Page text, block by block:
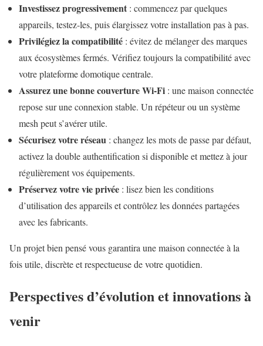
Investissez progressivement : commencez par quelques
appareils, testez-les, puis élargissez votre installation pas à pas.
Privilégiez la compatibilité : évitez de mélanger des marques
aux écosystèmes fermés. Vérifiez toujours la compatibilité avec
votre plateforme domotique centrale.
Assurez une bonne couverture Wi-Fi : une maison connectée
repose sur une connexion stable. Un répéteur ou un système
mesh peut s’avérer utile.
Sécurisez votre réseau : changez les mots de passe par défaut,
activez la double authentification si disponible et mettez à jour
régulièrement vos équipements.
Préservez votre vie privée : lisez bien les conditions
d’utilisation des appareils et contrôlez les données partagées
avec les fabricants.
Un projet bien pensé vous garantira une maison connectée à la
fois utile, discrète et respectueuse de votre quotidien.
Perspectives d’évolution et innovations à
venir